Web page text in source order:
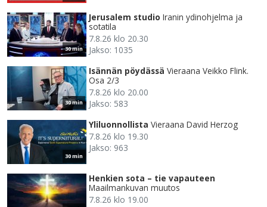
30 min
Jerusalem studio Iranin ydinohjelma ja
sotatila
7.8.26 klo 20.30
Jakso: 1035
30 min
Isännän pöydässä Vieraana Veikko Flink.
Osa 2/3
7.8.26 klo 20.00
Jakso: 583
30 min
Yliluonnollista Vieraana David Herzog
7.8.26 klo 19.30
Jakso: 963
Henkien sota – tie vapauteen
Maailmankuvan muutos
7.8.26 klo 19.00